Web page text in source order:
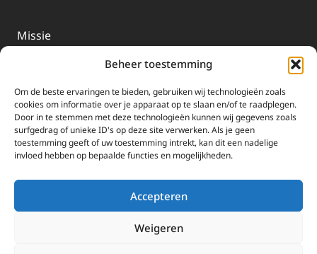
Beheer toestemming
Om de beste ervaringen te bieden, gebruiken wij technologieën zoals
cookies om informatie over je apparaat op te slaan en/of te raadplegen.
Door in te stemmen met deze technologieën kunnen wij gegevens zoals
surfgedrag of unieke ID's op deze site verwerken. Als je geen
toestemming geeft of uw toestemming intrekt, kan dit een nadelige
invloed hebben op bepaalde functies en mogelijkheden.
Accepteren
Weigeren
Missie
EWTN-Team
Organisatiegegevens
Doneren
EWTN wordt uitsluitend gefinancierd door uw donaties.
Wij ontvangen bewust geen advertentie-inkomsten of